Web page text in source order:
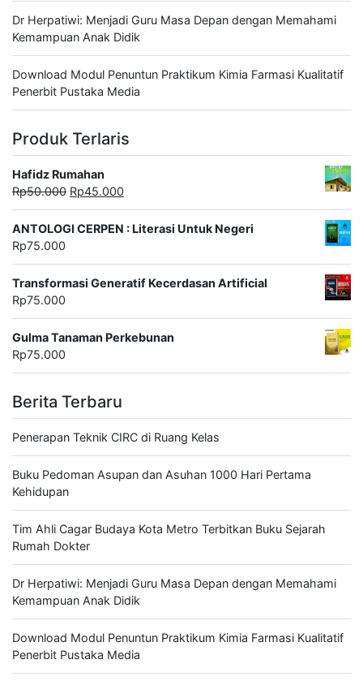
Dr Herpatiwi: Menjadi Guru Masa Depan dengan Memahami
Kemampuan Anak Didik
Download Modul Penuntun Praktikum Kimia Farmasi Kualitatif
Penerbit Pustaka Media
Produk Terlaris
Hafidz Rumahan
Rp50.000 Harga
aslinya
adalah:
Rp45.000
saat
ini
ANTOLOGI CERPEN : Literasi Untuk Negeri
Rp75.000
Transformasi Generatif Kecerdasan Artificial
Rp75.000
Gulma Tanaman Perkebunan
Rp75.000
Berita Terbaru
Penerapan Teknik CIRC di Ruang Kelas
Buku Pedoman Asupan dan Asuhan 1000 Hari Pertama
Kehidupan
Tim Ahli Cagar Budaya Kota Metro Terbitkan Buku Sejarah
Rumah Dokter
Dr Herpatiwi: Menjadi Guru Masa Depan dengan Memahami
Kemampuan Anak Didik
Download Modul Penuntun Praktikum Kimia Farmasi Kualitatif
Penerbit Pustaka Media